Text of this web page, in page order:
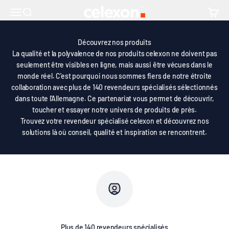
celexon Europe GmbH
Découvrez nos produits
La qualité et la polyvalence de nos produits celexon ne doivent pas
seulement être visibles en ligne, mais aussi être vécues dans le
monde réel. C'est pourquoi nous sommes fiers de notre étroite
collaboration avec plus de 140 revendeurs spécialisés sélectionnés
dans toute l'Allemagne. Ce partenariat vous permet de découvrir,
toucher et essayer notre univers de produits de près.
Trouvez votre revendeur spécialisé celexon et découvrez nos
solutions là où conseil, qualité et inspiration se rencontrent.
Plus de 140 revendeurs spécialisés